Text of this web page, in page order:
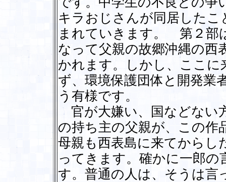
キラおじさんが同居したこ
まれていきます。 第２部
なって父親の故郷沖縄の西
かれます。しかし、ここに
ず、環境保護団体と開発業
う有様です。
官が大嫌い、国などない
の持ち主の父親が、この
母親も西表島に来てからし
ってきます。確かに一郎
す。普通の人は、そうは言